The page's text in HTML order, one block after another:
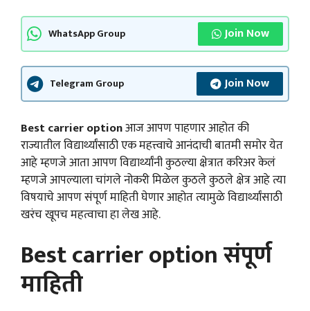
WhatsApp Group Join Now
Telegram Group Join Now
Best carrier optionआज आपण पाहणार आहोत की
राज्यातील विद्यार्थ्यांसाठी एक महत्त्वाचे आनंदाची बातमी समोर येत
आहे म्हणजे आता आपण विद्यार्थ्यांनी कुठल्या क्षेत्रात करिअर केलं
म्हणजे आपल्याला चांगले नोकरी मिळेल कुठले कुठले क्षेत्र आहे त्या
विषयाचे आपण संपूर्ण माहिती घेणार आहोत त्यामुळे विद्यार्थ्यांसाठी
खरंच खूपच महत्वाचा हा लेख आहे.
Best carrier option संपूर्ण
माहिती